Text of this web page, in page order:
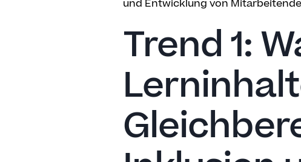
und Entwicklung von
Trend 1: